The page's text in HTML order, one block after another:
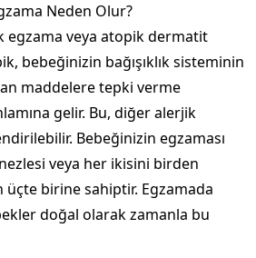
Neden Olur?
egzama veya atopik dermatit
bebeğinizin bağışıklık sisteminin
maddelere tepki verme
gelir. Bu, diğer alerjik
Bebeğinizin egzaması
veya her ikisini birden
birine sahiptir. Egzamada
doğal olarak zamanla bu